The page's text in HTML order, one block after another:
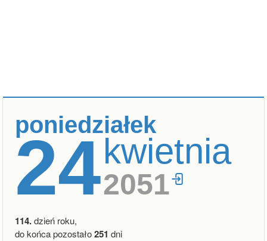
poniedziałek
24kwietnia
2051
114.dzień roku,
do końca pozostało251 dni